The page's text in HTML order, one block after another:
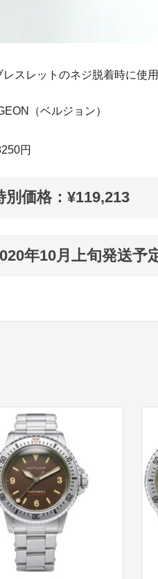
スレットのネジ脱着時に使
（ベルジョン）
円
別価格：¥119,213
年10月上旬発送予